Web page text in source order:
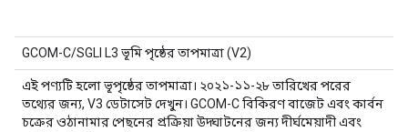
GCOM-C/SGLI L3 ভূমি পৃষ্ঠের তাপমাত্রা (V2)
এই পণ্যটি হলো ভূপৃষ্ঠের তাপমাত্রা। ২০২১-১১-২৮ তারিখের পরের
তথ্যের জন্য, V3 ডেটাসেট দেখুন। GCOM-C বিকিরণ বাজেট এবং কার্বন
চক্রের ওঠানামার পেছনের প্রক্রিয়া উদ্ঘাটনের জন্য দীর্ঘমেয়াদী এবং